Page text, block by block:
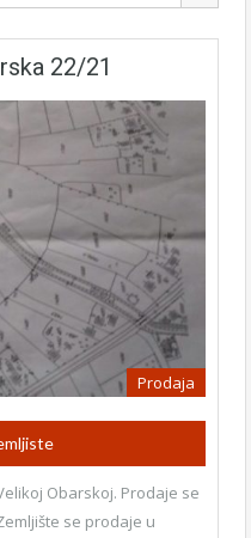
22/21
Prodaja
Obarskoj. Prodaje se
se prodaje u